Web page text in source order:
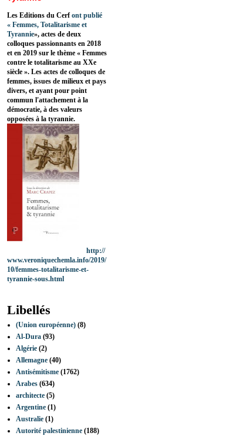
Les Editions du Cerfont publié
« Femmes, Totalitarisme et
Tyrannie», actes de deux
colloques passionnants en 2018
et en 2019 sur le thème « Femmes
contre le totalitarisme au XXe
siècle ». Les actes de colloques de
femmes, issues de milieux et pays
divers, et ayant pour point
commun l'attachement à la
démocratie, à des valeurs
opposées à la tyrannie.
http://
www.veroniquechemla.info/2019/
10/femmes-totalitarisme-et-
tyrannie-sous.html
Libellés
(Union européenne) (8)
Al-Dura (93)
Algérie (2)
Allemagne (40)
Antisémitisme (1762)
Arabes (634)
architecte (5)
Argentine (1)
Australie (1)
Autorité palestinienne (188)